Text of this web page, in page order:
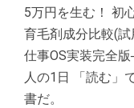
5万円を生む！ 初
育毛剤成分比較(試
仕事OS実装完全
人の1日 「読む」
書だ。